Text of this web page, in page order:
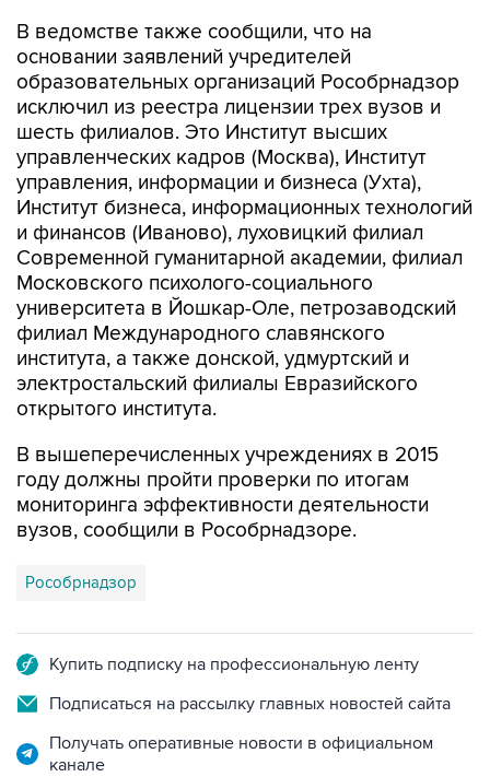
В ведомстве также сообщили, что на
основании заявлений учредителей
образовательных организаций Рособрнадзор
исключил из реестра лицензии трех вузов и
шесть филиалов. Это Институт высших
управленческих кадров (Москва), Институт
управления, информации и бизнеса (Ухта),
Институт бизнеса, информационных технологий
и финансов (Иваново), луховицкий филиал
Современной гуманитарной академии, филиал
Московского психолого-социального
университета в Йошкар-Оле, петрозаводский
филиал Международного славянского
института, а также донской, удмуртский и
электростальский филиалы Евразийского
открытого института.
В вышеперечисленных учреждениях в 2015
году должны пройти проверки по итогам
мониторинга эффективности деятельности
вузов, сообщили в Рособрнадзоре.
Рособрнадзор
Купить подписку на профессиональную ленту
Подписаться на рассылку главных новостей сайта
Получать оперативные новости в официальном
канале